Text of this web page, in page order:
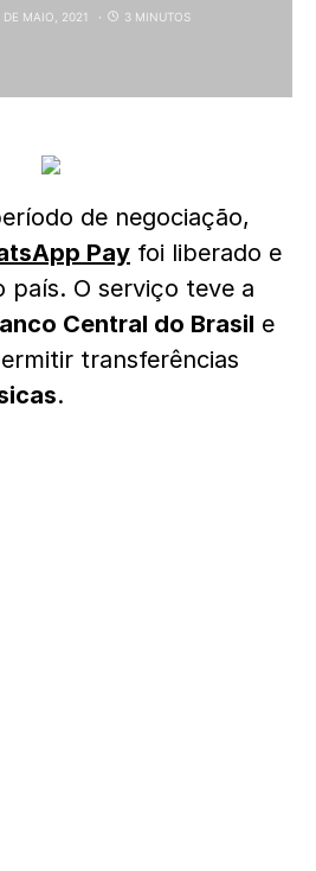
DE MAIO, 2021
3 MINUTOS
de negociação,
Pay foi liberado e
país. O serviço teve a
Central do Brasil e
transferências
.